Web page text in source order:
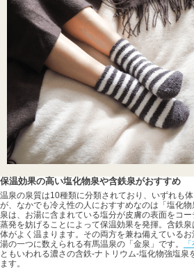
保温効果の高い塩化物泉や含鉄泉がおすすめ
温泉の泉質は10種類に分類されており、いずれも
が、なかでも冷え性の人におすすめなのは「塩化
泉は、お湯に含まれている塩分が皮膚の表面をコ
蒸発を妨げることによって保温効果を発揮。含鉄
体がよく温まります。その両方を兼ね備えている
湯の一つに数えられる有馬温泉の「金泉」です。
ともいわれる濃さの含鉄-ナトリウム-塩化物強塩
ます。